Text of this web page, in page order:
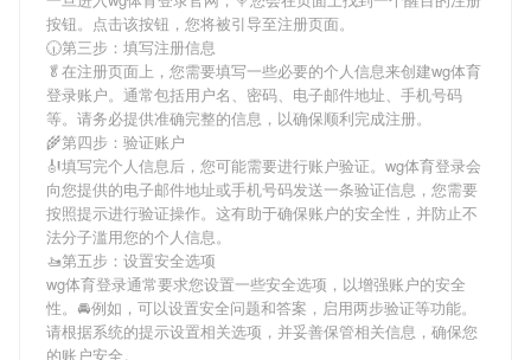
按钮。点击该按钮，您将被引导至注册页面。
🕡第三步：填写注册信息
🥬在注册页面上，您需要填写一些必要的个人信息来创建wg体育
登录账户。通常包括用户名、密码、电子邮件地址、手机号码
等。请务必提供准确完整的信息，以确保顺利完成注册。
🌾第四步：验证账户
🎻填写完个人信息后，您可能需要进行账户验证。 wg体育登录会
向您提供的电子邮件地址或手机号码发送一条验证信息，您需要
按照提示进行验证操作。这有助于确保账户的安全性，并防止不
法分子滥用您的个人信息。
🚤第五步：设置安全选项
wg体育登录通常要求您设置一些安全选项，以增强账户的安全
性。🚘例如，可以设置安全问题和答案，启用两步验证等功能。
请根据系统的提示设置相关选项，并妥善保管相关信息，确保您
的账户安全。